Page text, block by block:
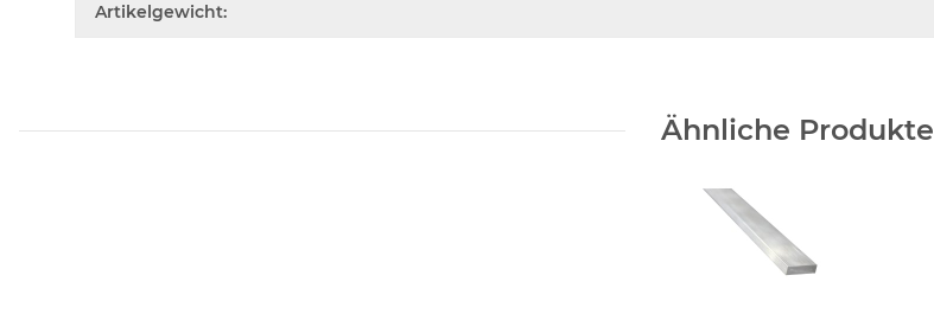
Artikelgewicht:
Ähnliche Produkte